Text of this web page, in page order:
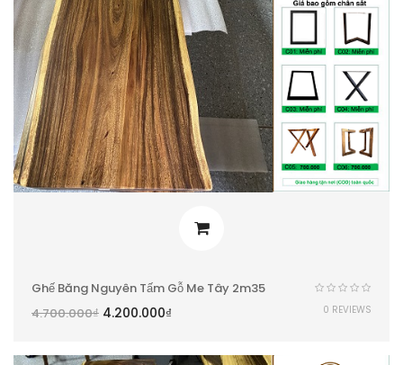
Ghế Băng Nguyên Tấm Gỗ Me Tây 2m35
4.700.000₫ 4.200.000₫ 0 REVIEWS